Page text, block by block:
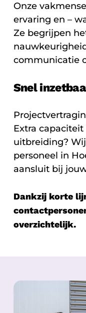
Onze
ervaring en –
Ze begrijpen
communicatie
Snel
Extra
uitbreiding?
personeel in
aansluit bij
Dankzij korte
overzichtelijk.